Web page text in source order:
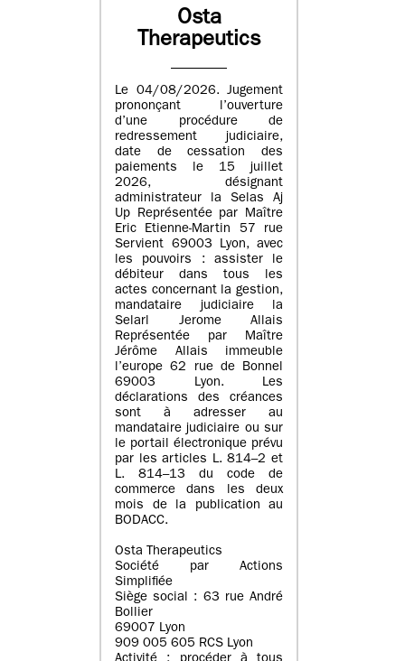
Osta
Therapeutics
Le 04/08/2026. Jugement
prononçant l’ouverture
d’une procédure de
redressement judiciaire,
date de cessation des
paiements le 15 juillet
2026, désignant
administrateur la Selas Aj
Up Représentée par Maître
Eric Etienne-Martin 57 rue
Servient 69003 Lyon, avec
les pouvoirs : assister le
débiteur dans tous les
actes concernant la gestion,
mandataire judiciaire la
Selarl Jerome Allais
Représentée par Maître
Jérôme Allais immeuble
l’europe 62 rue de Bonnel
69003 Lyon. Les
déclarations des créances
sont à adresser au
mandataire judiciaire ou sur
le portail électronique prévu
par les articles L. 814–2 et
L. 814–13 du code de
commerce dans les deux
mois de la publication au
BODACC.
Osta Therapeutics
Société par Actions
Simplifiée
Siège social : 63 rue André
Bollier
69007 Lyon
909 005 605 RCS Lyon